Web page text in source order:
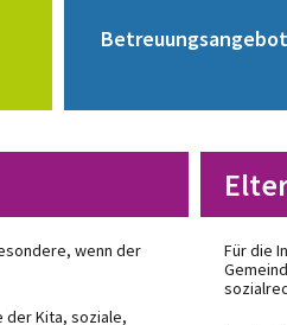
Betreuungsangebot
wenn der
der Kita, soziale,
Für die